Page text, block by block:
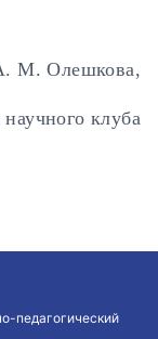
М. Олешкова,
научного клуба
педагогический